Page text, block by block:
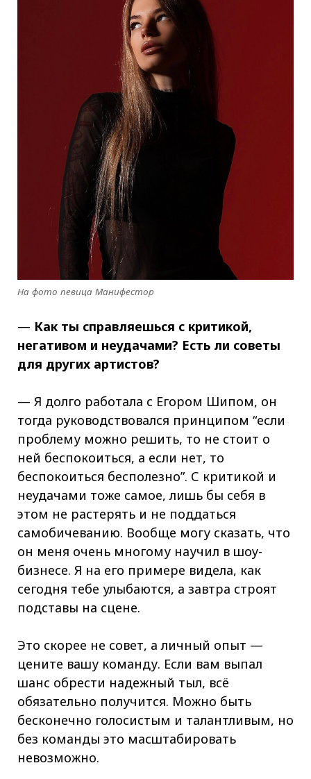
На фото певица Манифестор
— Как ты справляешься с критикой,
негативом и неудачами? Есть ли советы
для других артистов?
— Я долго работала с Егором Шипом, он
тогда руководствовался принципом “если
проблему можно решить, то не стоит о
ней беспокоиться, а если нет, то
беспокоиться бесполезно”. С критикой и
неудачами тоже самое, лишь бы себя в
этом не растерять и не поддаться
самобичеванию. Вообще могу сказать, что
он меня очень многому научил в шоу-
бизнесе. Я на его примере видела, как
сегодня тебе улыбаются, а завтра строят
подставы на сцене.
Это скорее не совет, а личный опыт —
цените вашу команду. Если вам выпал
шанс обрести надежный тыл, всё
обязательно получится. Можно быть
бесконечно голосистым и талантливым, но
без команды это масштабировать
невозможно.